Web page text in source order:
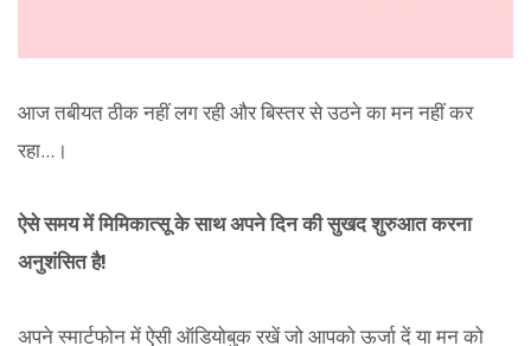
आज तबीयत ठीक नहीं लग रही और बिस्तर से उठने का मन नहीं कर
रहा...।
ऐसे समय में मिमिकात्सू के साथ अपने दिन की सुखद शुरुआत करना
अनुशंसित है!
अपने स्मार्टफोन में ऐसी ऑडियोबुक रखें जो आपको ऊर्जा दें या मन को